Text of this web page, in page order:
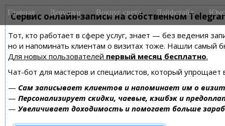
Сервис онлайн-записи на собственном
Тот, кто работает в сфере услуг, знает — без ведения
но и напоминать клиентам о визитах тоже. Нашли самый
Для новых пользователей первый месяц бесплатно.
Чат-бот для мастеров и специалистов, который упрощает
— Сам записывает клиентов и напоминает им о
— Персонализирует скидки, чаевые, кэшбэк и
— Увеличивает доходимость и помогает больше
M
a
n
m
e
n
u
i
Главная Девушки Вокруг света Лайфстайл